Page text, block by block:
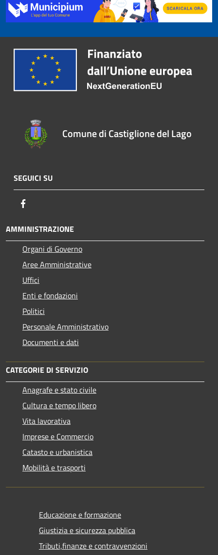
Comune di Castiglione del Lago
SEGUICI SU
AMMINISTRAZIONE
Organi di Governo
Aree Amministrative
Uffici
Enti e fondazioni
Politici
Personale Amministrativo
Documenti e dati
CATEGORIE DI SERVIZIO
Anagrafe e stato civile
Cultura e tempo libero
Vita lavorativa
Imprese e Commercio
Catasto e urbanistica
Mobilità e trasporti
Educazione e formazione
Giustizia e sicurezza pubblica
Tributi,finanze e contravvenzioni